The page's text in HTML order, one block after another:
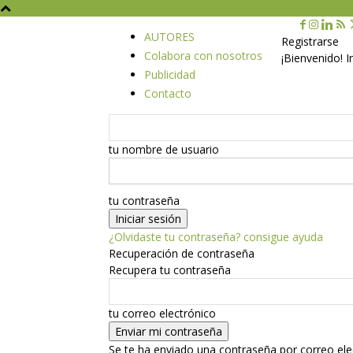
AUTORES
Colabora con nosotros
Publicidad
Contacto
Registrarse
¡Bienvenido!
tu nombre de usuario
tu contraseña
¿Olvidaste tu contraseña? consigue ayuda
Recuperación de contraseña
Recupera tu contraseña
tu correo electrónico
Se te ha enviado una contraseña por correo